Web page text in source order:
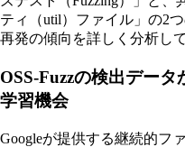
ティ（util）ファイル」の2
再発の傾向を詳しく分析し
OSS-Fuzzの検出デー
学習機会
Googleが提供する継続的フ